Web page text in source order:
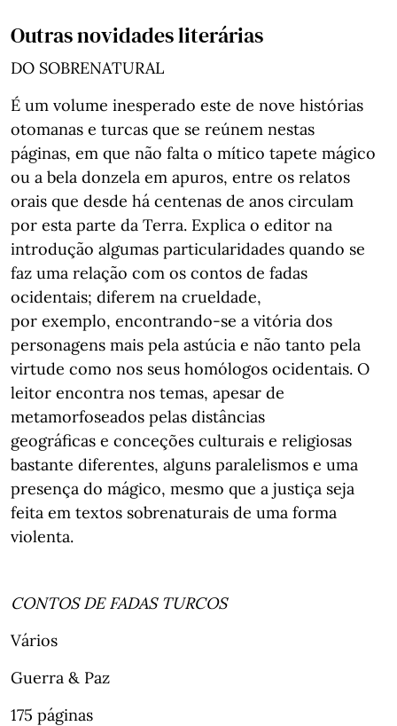
Outras novidades literárias
DO SOBRENATURAL
É um volume inesperado este de nove histórias
otomanas e turcas que se reúnem nestas
páginas, em que não falta o mítico tapete mágico
ou a bela donzela em apuros, entre os relatos
orais que desde há centenas de anos circulam
por esta parte da Terra. Explica o editor na
introdução algumas particularidades quando se
faz uma relação com os contos de fadas
ocidentais; diferem na crueldade,
por exemplo, encontrando-se a vitória dos
personagens mais pela astúcia e não tanto pela
virtude como nos seus homólogos ocidentais. O
leitor encontra nos temas, apesar de
metamorfoseados pelas distâncias
geográficas e conceções culturais e religiosas
bastante diferentes, alguns paralelismos e uma
presença do mágico, mesmo que a justiça seja
feita em textos sobrenaturais de uma forma
violenta.
CONTOS DE FADAS TURCOS
Vários
Guerra & Paz
175 páginas